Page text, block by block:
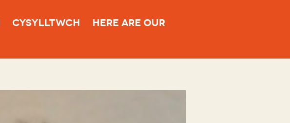
CYSYLLTWCH
HERE ARE OUR